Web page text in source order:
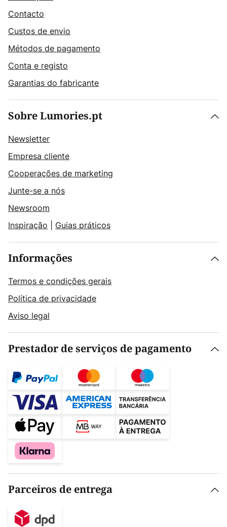
Contacto
Custos de envio
Métodos de pagamento
Conta e registo
Garantias do fabricante
Sobre Lumories.pt
Newsletter
Empresa cliente
Cooperações de marketing
Junte-se a nós
Newsroom
Inspiração
Guias práticos
Informações
Termos e condições gerais
Política de privacidade
Aviso legal
Prestador de serviços de pagamento
Parceiros de entrega